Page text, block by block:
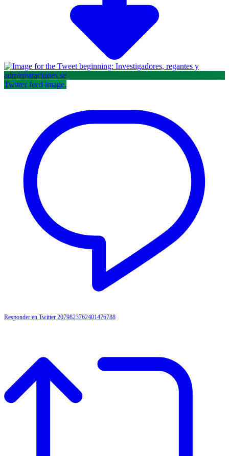
Twitter feed image.
Responder en Twitter 2079823762401476788